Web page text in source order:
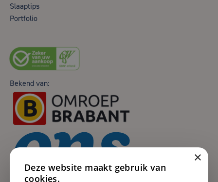
Slaaptips
Portfolio
Bekend van:
×
Deze website maakt gebruik van
cookies.